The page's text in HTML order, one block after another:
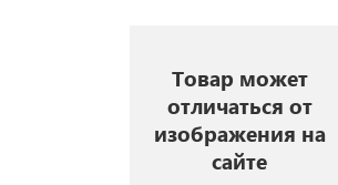
Товар может
отличаться от
изображения на
сайте